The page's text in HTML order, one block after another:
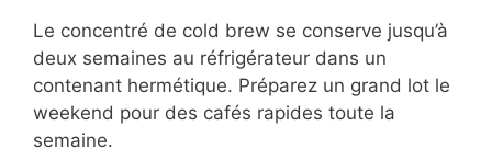
Le concentré de cold brew se conserve jusqu’à
deux semaines au réfrigérateur dans un
contenant hermétique. Préparez un grand lot le
weekend pour des cafés rapides toute la
semaine.